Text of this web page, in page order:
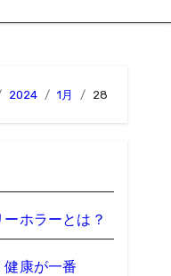
2024 1月 28
ホラーとは？
康が一番